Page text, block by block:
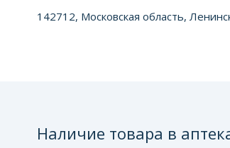
142712, Московская область,
Наличие товара в